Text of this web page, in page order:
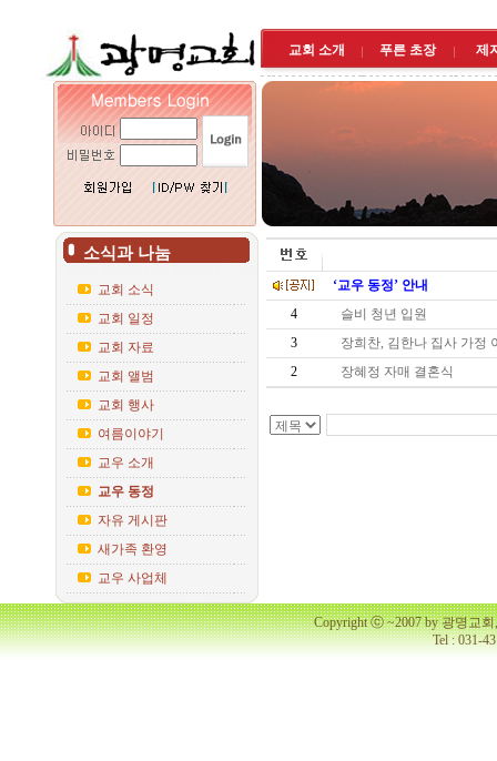
교회 소개 푸른 초장 제
소식과 나눔
교회 소식
교회 일정
교회 자료
교회 앨범
교회 행사
여름이야기
교우 소개
교우 동정
자유 게시판
새가족 환영
교우 사업체
‘교우 동정’ 안내
4
슬비 청년 입원
3
장희찬, 김한나 집사 가정
2
장혜정 자매 결혼식
Copyright ⓒ ~2007 by 광명교
Tel : 031-